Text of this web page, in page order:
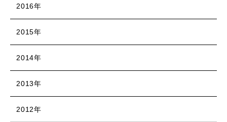
2016年
2015年
2014年
2013年
2012年